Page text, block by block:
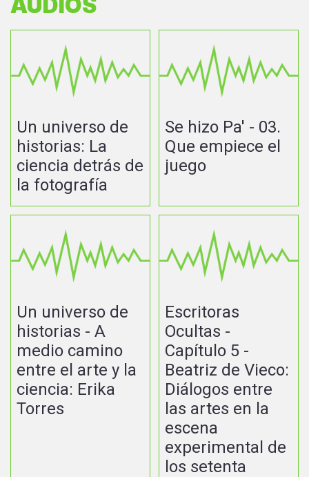
Un universo de
historias: La
ciencia detrás de
la fotografía
Se hizo Pa' - 03.
Que empiece el
juego
Un universo de
historias - A
medio camino
entre el arte y la
ciencia: Erika
Torres
Escritoras
Ocultas -
Capítulo 5 -
Beatriz de Vieco:
Diálogos entre
las artes en la
escena
experimental de
los setenta